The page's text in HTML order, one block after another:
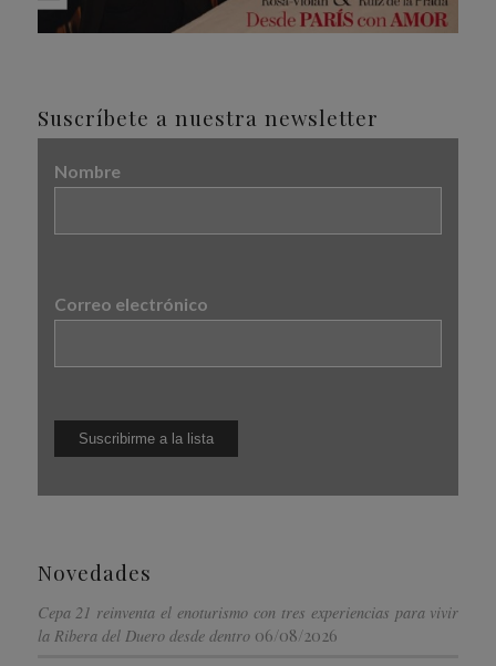
Suscríbete a nuestra newsletter
Nombre
Correo electrónico
Novedades
Cepa 21 reinventa el enoturismo con tres experiencias para vivir
la Ribera del Duero desde dentro 06/08/2026